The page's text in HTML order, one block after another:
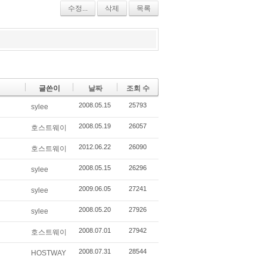
r
y
bo
ok
ou
s
수정... 삭제 목록
글쓴이 날짜 조회 수
sylee 2008.05.15 25793
호스트웨이 2008.05.19 26057
호스트웨이 2012.06.22 26090
sylee 2008.05.15 26296
sylee 2009.06.05 27241
sylee 2008.05.20 27926
호스트웨이 2008.07.01 27942
HOSTWAY 2008.07.31 28544